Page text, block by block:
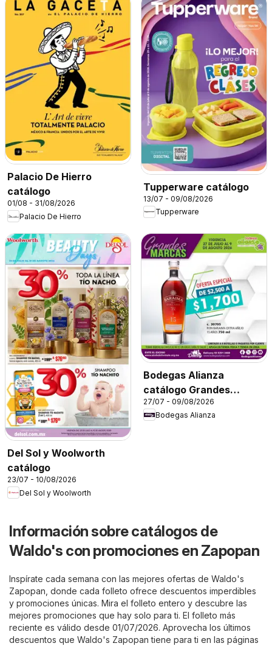
Palacio De Hierro
catálogo
01/08 - 31/08/2026
Palacio De Hierro
Tupperware catálogo
13/07 - 09/08/2026
Tupperware
Del Sol y Woolworth
catálogo
23/07 - 10/08/2026
Del Sol y Woolworth
Bodegas Alianza
catálogo Grandes
Marcas
27/07 - 09/08/2026
Bodegas Alianza
Información sobre catálogos de
Waldo's con promociones en Zapopan
Inspírate cada semana con las mejores ofertas de Waldo's
Zapopan, donde cada folleto ofrece descuentos imperdibles
y promociones únicas. Mira el folleto entero y descubre las
mejores promociones que hay solo para ti. El folleto más
reciente es válido desde 01/07/2026. Aprovecha los últimos
descuentos que Waldo's Zapopan tiene para ti en las páginas